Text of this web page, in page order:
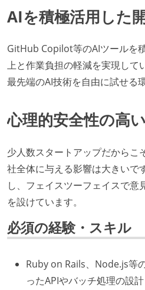
AIを積極活用した
GitHub Copilot等のAIツールを
上と作業負担の軽減を実現して
最先端のAI技術を自由に試せる
心理的安全性の高
少人数スタートアップだからこ
社全体に与える影響は大きいで
し、フェイスツーフェイスで意
を設けています。
必須の経験・スキル
Ruby on Rails、Node.js等
ったAPIやバッチ処理の設